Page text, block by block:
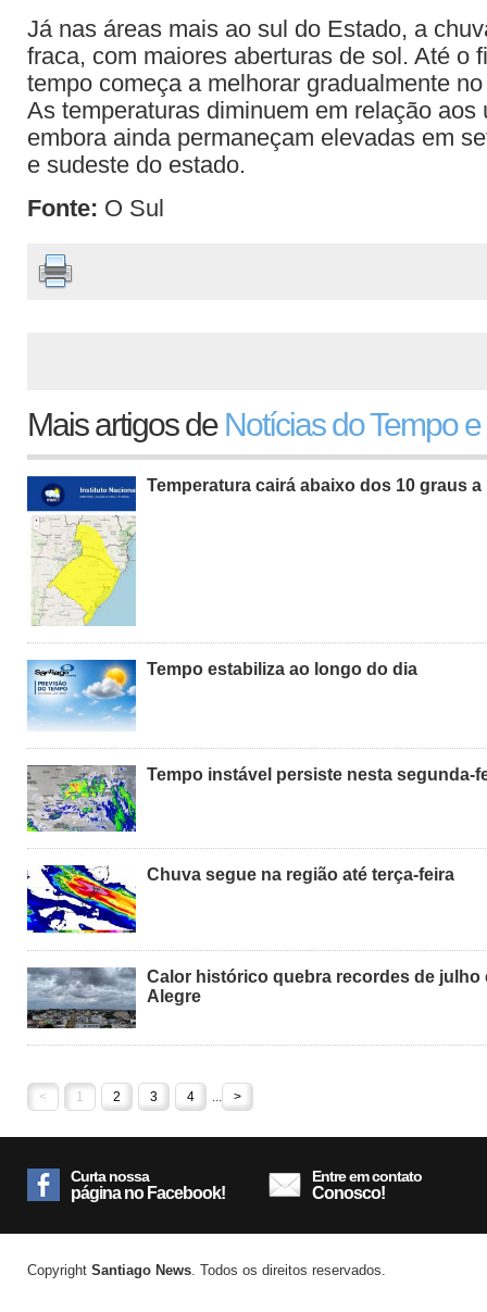
Já nas áreas mais ao sul do Estado, a
fraca, com maiores aberturas de sol. Até o
tempo começa a melhorar gradualmente
As temperaturas diminuem em relação aos
embora ainda permaneçam elevadas em
e sudeste do estado.
Fonte: O Sul
Mais artigos de Notícias do Tempo
Temperatura cairá abaixo dos 10 graus
Tempo estabiliza ao longo do dia
Tempo instável persiste nesta segunda-
Chuva segue na região até terça-feira
Calor histórico quebra recordes de julho
Alegre
< 1 2 3 4 ... >
Curta nossa
página no Facebook!
Entre em contato
Conosco!
Copyright Santiago News . Todos os direitos reservados.